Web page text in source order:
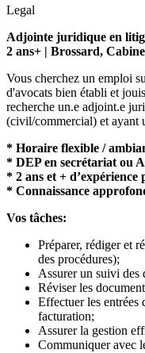
Legal
Adjointe juridique en
2 ans+ | Brossard,
Vous cherchez un emploi
d'avocats bien établi et
recherche un.e adjoint.e
(civil/commercial) et ayant
* Horaire flexible /
* DEP en secrétariat ou
* 2 ans et + d’expérience
* Connaissance
Vos tâches:
Préparer, rédiger et
des procédures);
Assurer un suivi des
Réviser les
Effectuer les entrées
facturation;
Assurer la gestion
Communiquer avec